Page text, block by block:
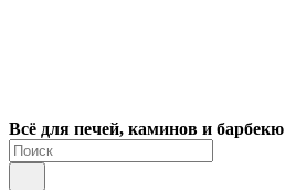
Всё для печей, каминов и барбекю